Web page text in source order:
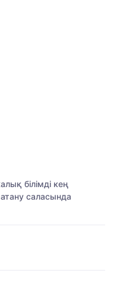
білімді кең
саласында